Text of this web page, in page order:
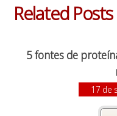
Related Posts
5 fontes de
17 de